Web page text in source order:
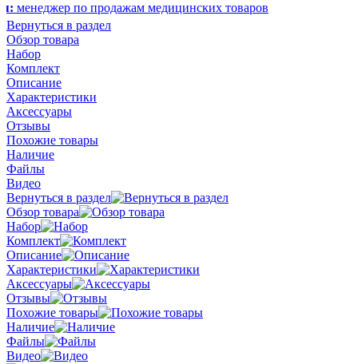
по продажам медицинских товаров
Вернуться в раздел
Обзор товара
Набор
Комплект
Описание
Характеристики
Аксессуары
Отзывы
Похожие товары
Наличие
Файлы
Видео
Вернуться в раздел
Обзор товара
Набор
Комплект
Описание
Характеристики
Аксессуары
Отзывы
Похожие товары
Наличие
Файлы
Видео